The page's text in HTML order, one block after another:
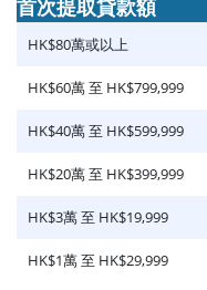
首次提取貸款額
HK$80萬或以上
HK$60萬 至 HK$799,999
HK$40萬 至 HK$599,999
HK$20萬 至 HK$399,999
HK$3萬 至 HK$19,999
HK$1萬 至 HK$29,999